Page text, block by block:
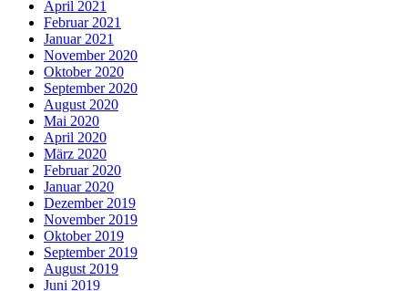
April 2021
Februar 2021
Januar 2021
November 2020
Oktober 2020
September 2020
August 2020
Mai 2020
April 2020
März 2020
Februar 2020
Januar 2020
Dezember 2019
November 2019
Oktober 2019
September 2019
August 2019
Juni 2019